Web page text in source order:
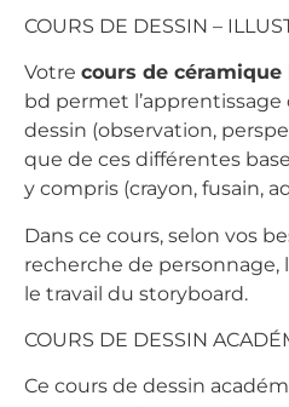
COURS DE DESSIN –
Votre cours de céramique
bd permet
dessin (observation,
que de ces différentes
y compris (crayon, fusain,
Dans ce cours, selon vos
recherche de
le travail du storyboard.
COURS DE DESSIN
Ce cours de dessin